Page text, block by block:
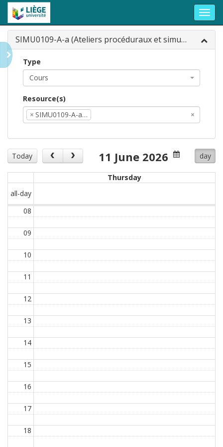
SIMU0109-A-a (Ateliers procéduraux et simulation appliqués en Médecine interne, Bloc 2 (SIMU0109-A-a))
Type
Cours
Resource(s)
×
× SIMU0109-A-a…
Today day
11 June 2026
Thursday
all-day
08
09
10
11
12
13
14
15
16
17
18